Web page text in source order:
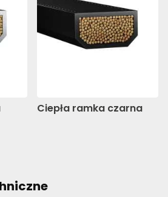
Ciepła ramka czarna